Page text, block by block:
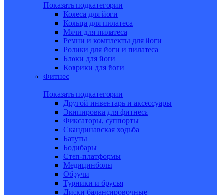
Показать подкатегории
Колеса для йоги
Кольца для пилатеса
Мячи для пилатеса
Ремни и комплекты для йоги
Ролики для йоги и пилатеса
Блоки для йоги
Коврики для йоги
Фитнес
Показать подкатегории
Другой инвентарь и аксессуары
Экипировка для фитнеса
Фиксаторы, суппорты
Скандинавская ходьба
Батуты
Бодибары
Степ-платформы
Медицинболы
Обручи
Турники и брусья
Диски балансировочные